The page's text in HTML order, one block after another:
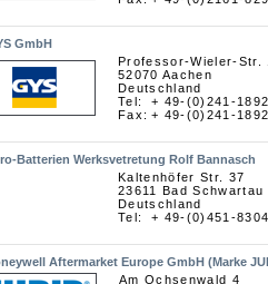
GmbH
Professor-Wieler-Str.
52070 Aachen
Deutschland
Tel:
Fax:
+ 49-(0)241-
+ 49-(0)241-
Batterien Werksvetretung Rolf Bannasch
Kaltenhöfer Str. 37
23611 Bad Schwartau
Deutschland
Tel:
+ 49-(0)451-
Aftermarket Europe GmbH (Marke
Am Ochsenwald 4